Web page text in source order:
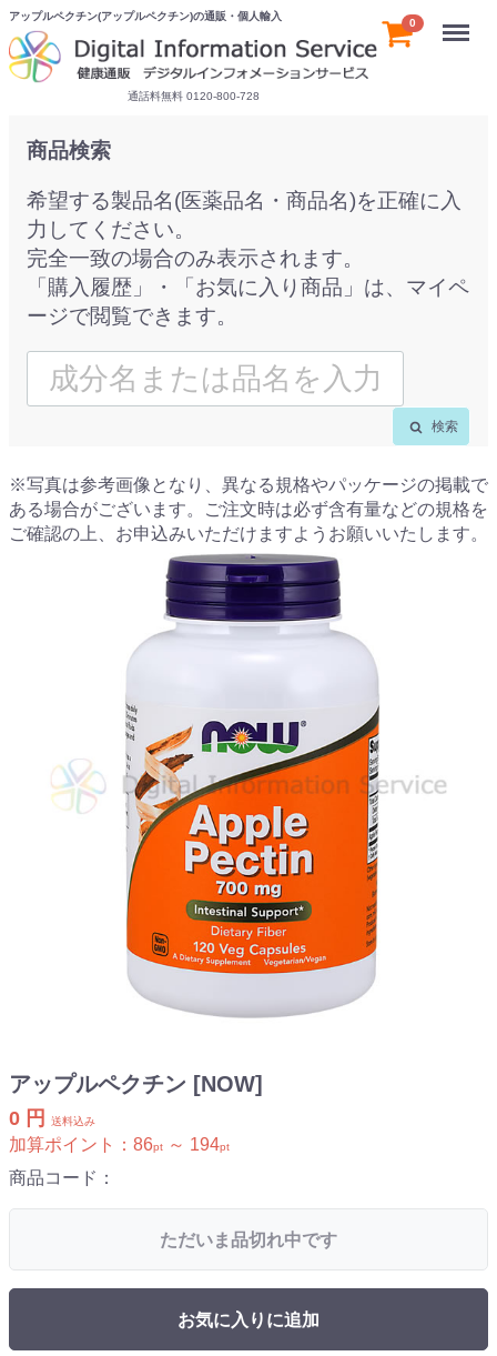
アップルペクチン(アップルペクチン)の通販・個人輸入
通話料無料 0120-800-728
0 Menu
商品検索
希望する製品名(医薬品名・商品名)を正確に入
力してください。
完全一致の場合のみ表示されます。
「購入履歴」・「お気に入り商品」は、マイペ
ージで閲覧できます。
検索
※写真は参考画像となり、異なる規格やパッケージの掲載で
ある場合がございます。ご注文時は必ず含有量などの規格を
ご確認の上、お申込みいただけますようお願いいたします。
アップルペクチン [NOW]
0 円 送料込み
加算ポイント： 86pt ～ 194pt
商品コード：
ただいま品切れ中です
お気に入りに追加